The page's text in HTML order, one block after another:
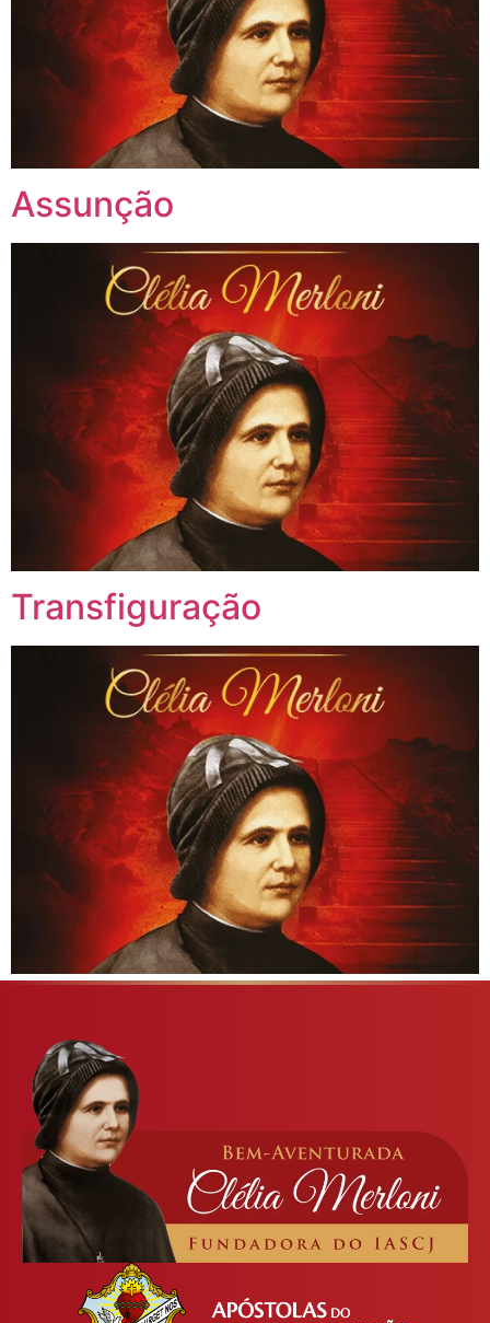
Assunção
Transfiguração